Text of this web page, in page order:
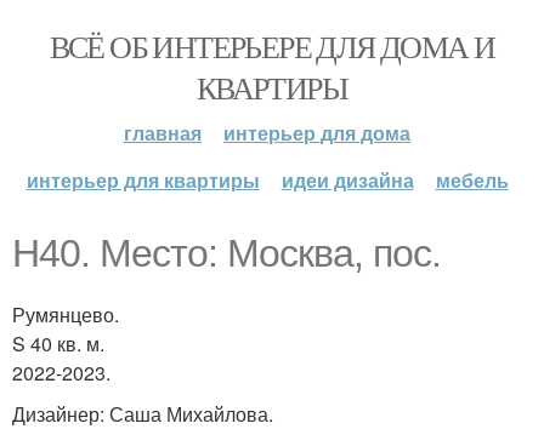
ВСЁ ОБ ИНТЕРЬЕРЕ ДЛЯ ДОМА И
КВАРТИРЫ
главная
интерьер для дома
интерьер для квартиры
идеи дизайна мебель
H40. Место: Москва, пос.
Румянцево.
S 40 кв. м.
2022-2023.
Дизайнер: Саша Михайлова.